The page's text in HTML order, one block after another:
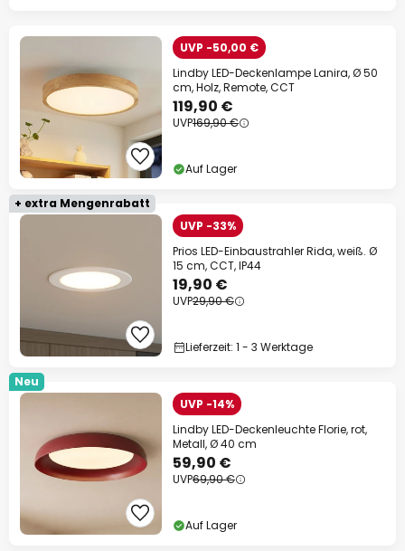
UVP -50,00 €
Lindby LED-Deckenlampe Lanira, Ø 50
cm, Holz, Remote, CCT
119,90 €
UVP169,90 €
Auf Lager
+ extra Mengenrabatt
UVP -33%
Prios LED-Einbaustrahler Rida, weiß. Ø
15 cm, CCT, IP44
19,90 €
UVP29,90 €
Lieferzeit: 1 - 3 Werktage
Neu
UVP -14%
Lindby LED-Deckenleuchte Florie, rot,
Metall, Ø 40 cm
59,90 €
UVP69,90 €
Auf Lager